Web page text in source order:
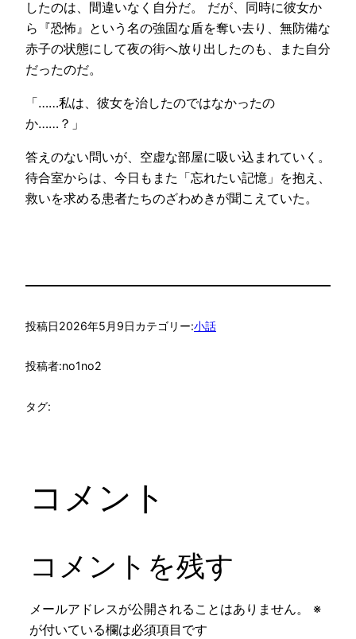
したのは、間違いなく自分だ。 だが、同時に彼女か
ら『恐怖』という名の強固な盾を奪い去り、無防備な
赤子の状態にして夜の街へ放り出したのも、また自分
だったのだ。
「……私は、彼女を治したのではなかったの
か……？」
答えのない問いが、空虚な部屋に吸い込まれていく。
待合室からは、今日もまた「忘れたい記憶」を抱え、
救いを求める患者たちのざわめきが聞こえていた。
投稿日2026年5月9日カテゴリー:小話
投稿者:no1no2
タグ:
コメント
コメントを残す
メールアドレスが公開されることはありません。
※
が付いている欄は必須項目です